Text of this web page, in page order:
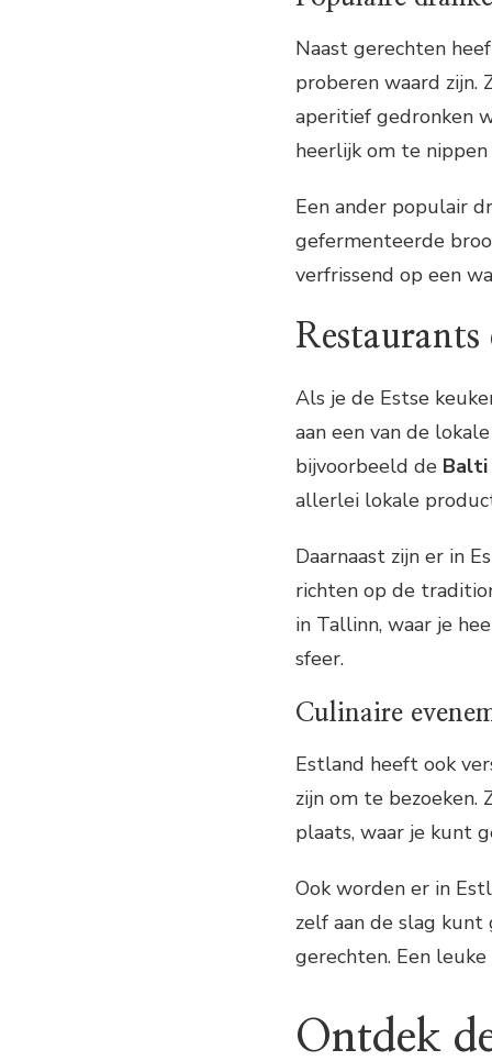
Naast gerechten
proberen waard zijn.
aperitief gedronken
heerlijk om te
Een ander populair
gefermenteerde
verfrissend op een
Als je de Estse
aan een van de
bijvoorbeeld de Balti
allerlei lokale
Daarnaast zijn er in
richten op de
in Tallinn, waar je
sfeer.
Culinaire
Estland heeft ook
zijn om te
plaats, waar je kunt
Ook worden er in
zelf aan de slag
gerechten. Een
Ontdek